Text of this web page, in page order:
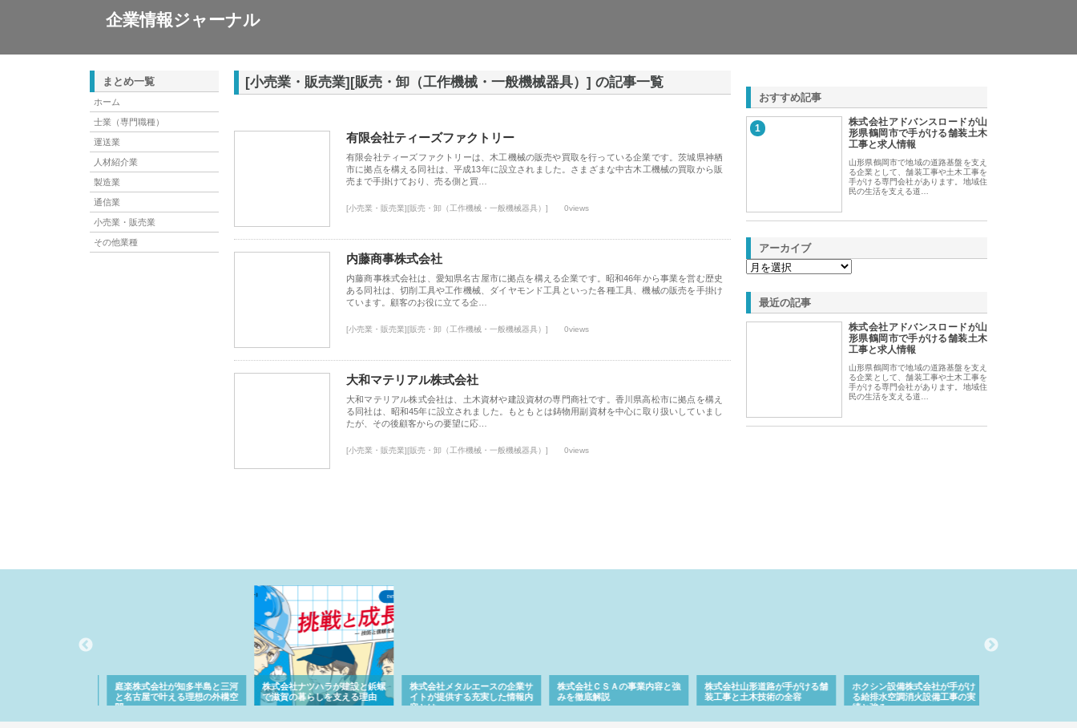
企業情報ジャーナル
まとめ一覧
ホーム
士業（専門職種）
運送業
人材紹介業
製造業
通信業
小売業・販売業
その他業種
[小売業・販売業][販売・卸（工作機械・一般機械器具）] の記事一覧
有限会社ティーズファクトリー
有限会社ティーズファクトリーは、木工機械の販売や買取を行っている企業です。茨城県神栖
市に拠点を構える同社は、平成13年に設立されました。さまざまな中古木工機械の買取から販
売まで手掛けており、売る側と買…
[小売業・販売業][販売・卸（工作機械・一般機械器具）] 0views
内藤商事株式会社
内藤商事株式会社は、愛知県名古屋市に拠点を構える企業です。昭和46年から事業を営む歴史
ある同社は、切削工具や工作機械、ダイヤモンド工具といった各種工具、機械の販売を手掛け
ています。顧客のお役に立てる企…
[小売業・販売業][販売・卸（工作機械・一般機械器具）] 0views
大和マテリアル株式会社
大和マテリアル株式会社は、土木資材や建設資材の専門商社です。香川県高松市に拠点を構え
る同社は、昭和45年に設立されました。もともとは鋳物用副資材を中心に取り扱いしていまし
たが、その後顧客からの要望に応…
[小売業・販売業][販売・卸（工作機械・一般機械器具）] 0views
おすすめ記事
1
株式会社アドバンスロードが山
形県鶴岡市で手がける舗装土木
工事と求人情報
山形県鶴岡市で地域の道路基盤を支え
る企業として、舗装工事や土木工事を
手がける専門会社があります。地域住
民の生活を支える道…
アーカイブ
最近の記事
株式会社アドバンスロードが山
形県鶴岡市で手がける舗装土木
工事と求人情報
山形県鶴岡市で地域の道路基盤を支え
る企業として、舗装工事や土木工事を
手がける専門会社があります。地域住
民の生活を支える道…
庭楽株式会社が知多半島と三河
と名古屋で叶える理想の外構空
間
株式会社ナツハラが建設と鋲螺
で滋賀の暮らしを支える理由
株式会社メタルエースの企業サ
イトが提供する充実した情報内
容とは
株式会社ＣＳＡの事業内容と強
みを徹底解説
株式会社山形道路が手がける舗
装工事と土木技術の全容
ホクシン設備株式会社が手がけ
る給排水空調消火設備工事の実
績と強み